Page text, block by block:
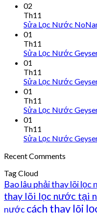
02
Th11
Sửa Lọc Nước
01
Th11
Sửa Lọc Nước
01
Th11
Sửa Lọc Nước
01
Th11
Sửa Lọc Nước
01
Th11
Sửa Lọc Nước
Recent Comments
Tag Cloud
Bao lâu phải thay lõi lọc
thay lõi lọc nước tại
nước cách thay lõi